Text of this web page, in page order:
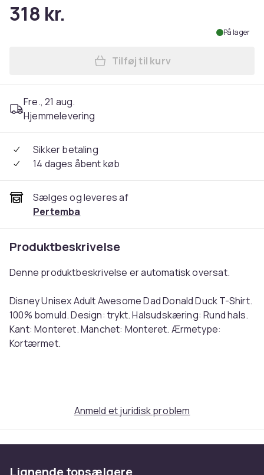
318 kr.
På lager
Læg Disney Unisex Adult
Tilføj til kurv
Fre., 21 aug.
Hjemmelevering
Sikker betaling
14 dages åbent køb
Sælges og leveres af
Pertemba
Produktbeskrivelse
Denne produktbeskrivelse er automatisk oversat.
Disney Unisex Adult Awesome Dad Donald Duck T-Shirt.
100% bomuld. Design: trykt. Halsudskæring: Rund hals.
Kant: Monteret. Manchet: Monteret. Ærmetype:
Kortærmet.
Sleeved. Ref: UTTV14435
Størrelse
Anmeld et juridisk problem
Lignende topsælgere